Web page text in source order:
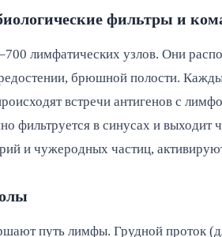
фильтры и
лимфатических узлов. Они
брюшной полости.
встречи антигенов с
фильтруется в синусах и выходит
и чужеродных частиц,
путь лимфы. Грудной проток